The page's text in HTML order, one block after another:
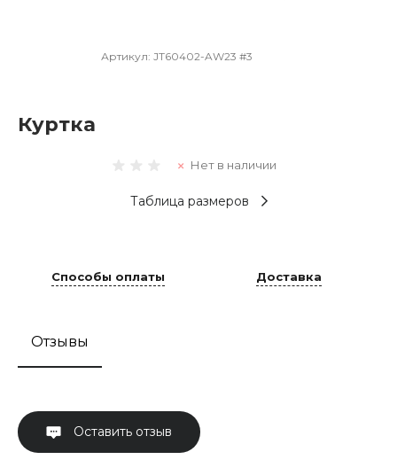
Артикул: JT60402-AW23 #3
Куртка
Нет в наличии
Таблица размеров
Способы оплаты Доставка
Отзывы
Оставить отзыв